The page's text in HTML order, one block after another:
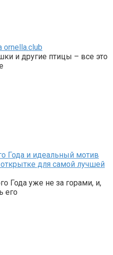
ornella.club
и другие птицы – все это
Года и идеальный мотив
для самой лучшей
Года уже не за горами, и,
его